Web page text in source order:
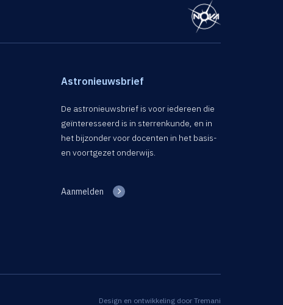
Astronieuwsbrief
De astronieuwsbrief is voor iedereen die
geïnteresseerd is in sterrenkunde, en in
het bijzonder voor docenten in het basis-
en voortgezet onderwijs.
Aanmelden
Design en ontwikkeling door Tremani